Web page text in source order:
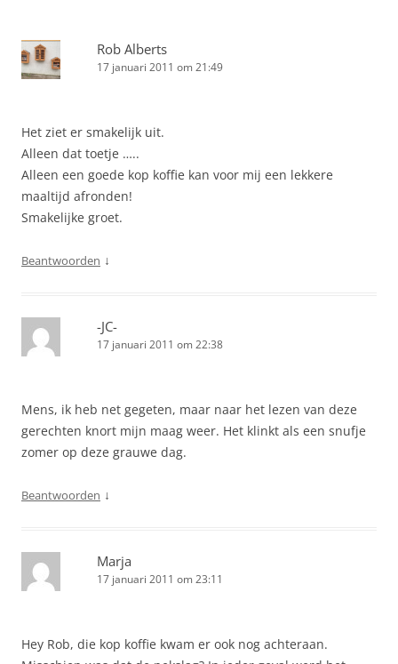
Rob Alberts
17 januari 2011 om 21:49
Het ziet er smakelijk uit.
Alleen dat toetje …..
Alleen een goede kop koffie kan voor mij een lekkere
maaltijd afronden!
Smakelijke groet.
Beantwoorden ↓
-JC-
17 januari 2011 om 22:38
Mens, ik heb net gegeten, maar naar het lezen van deze
gerechten knort mijn maag weer. Het klinkt als een snufje
zomer op deze grauwe dag.
Beantwoorden ↓
Marja
17 januari 2011 om 23:11
Hey Rob, die kop koffie kwam er ook nog achteraan.